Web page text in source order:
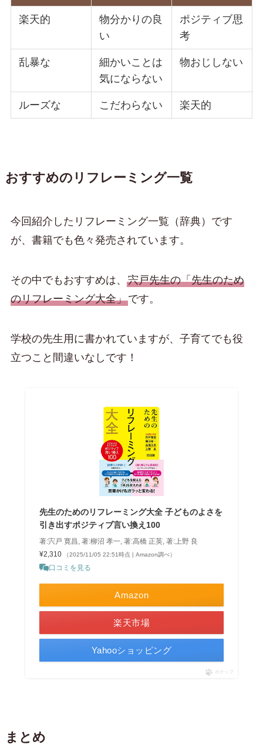
楽天的
物分かりの良
い
ポジティブ思
考
乱暴な
細かいことは
気にならない
物おじしない
ルーズな こだわらない 楽天的
おすすめのリフレーミング一覧
今回紹介したリフレーミング一覧（辞典）です
が、書籍でも色々発売されています。
その中でもおすすめは、 宍戸先生の「先生のため
のリフレーミング大全」です。
学校の先生用に書かれていますが、子育てでも役
立つこと間違いなしです！
先生のためのリフレーミング大全 子どものよさを
引き出すポジティブ言い換え100
著:宍戸 寛昌, 著:柳沼 孝一, 著:高橋 正英, 著:上野 良
¥2,310
（2025/11/05 22:51時点 | Amazon調べ）
口コミを見る
Amazon
楽天市場
Yahooショッピング
ポチップ
まとめ